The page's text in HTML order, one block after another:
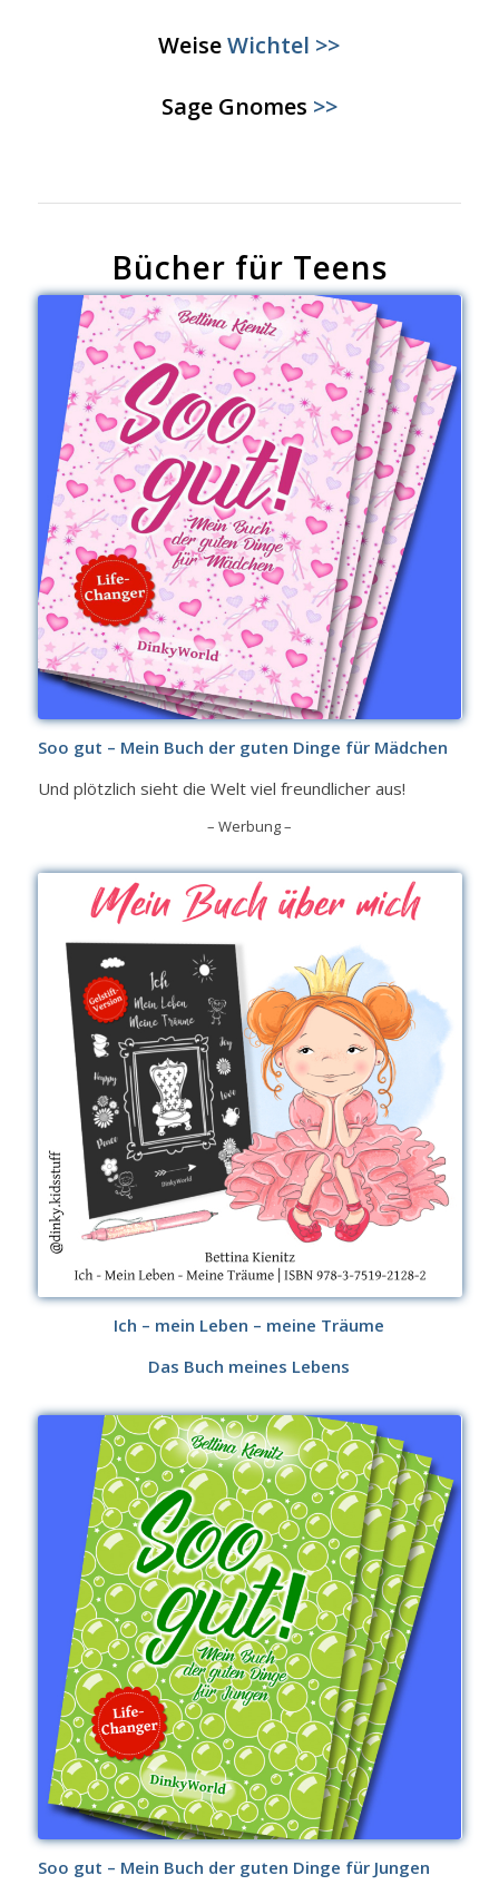
WeiseWichtel >>
Sage Gnomes >>
Bücher für Teens
Soo gut – Mein Buch der guten Dinge für Mädchen
Und plötzlich sieht die Welt viel freundlicher aus!
– Werbung –
Ich – mein Leben – meine Träume
Das Buch meines Lebens
Soo gut – Mein Buch der guten Dinge für Jungen